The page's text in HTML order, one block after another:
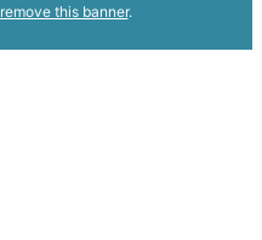
remove this banner.